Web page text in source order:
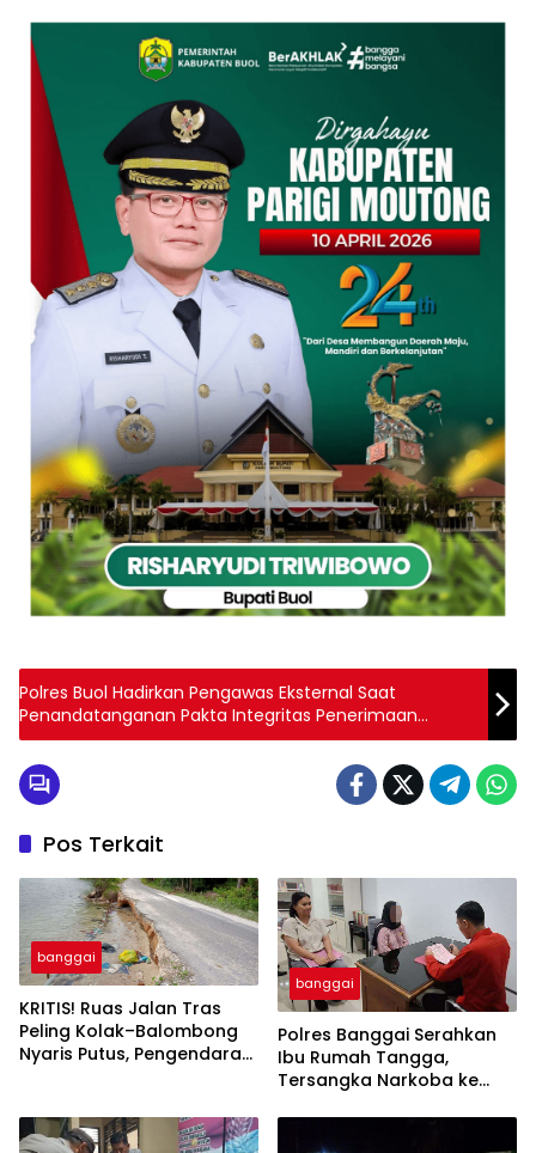
Polres Buol Hadirkan Pengawas Eksternal Saat
Penandatanganan Pakta Integritas Penerimaan
Terpadu Anggota Polri TA. 2022
Pos Terkait
banggai
KRITIS! Ruas Jalan Tras
Peling Kolak–Balombong
Nyaris Putus, Pengendara
banggai
Polres Banggai Serahkan
Ibu Rumah Tangga,
Tersangka Narkoba ke